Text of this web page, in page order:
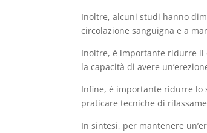
Inoltre, alcuni studi hanno
circolazione sanguigna e a
Inoltre, è importante ridurre il
la capacità di avere
Infine, è importante ridurre lo
praticare tecniche di
In sintesi, per mantenere